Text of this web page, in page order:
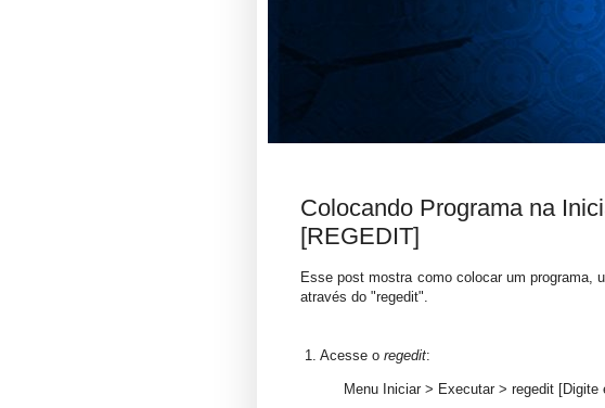
Colocando Programa na
[REGEDIT]
Esse post mostra como colocar um programa,
através do "regedit".
1. Acesse o regedit:
Menu Iniciar > Executar > regedit [Digite